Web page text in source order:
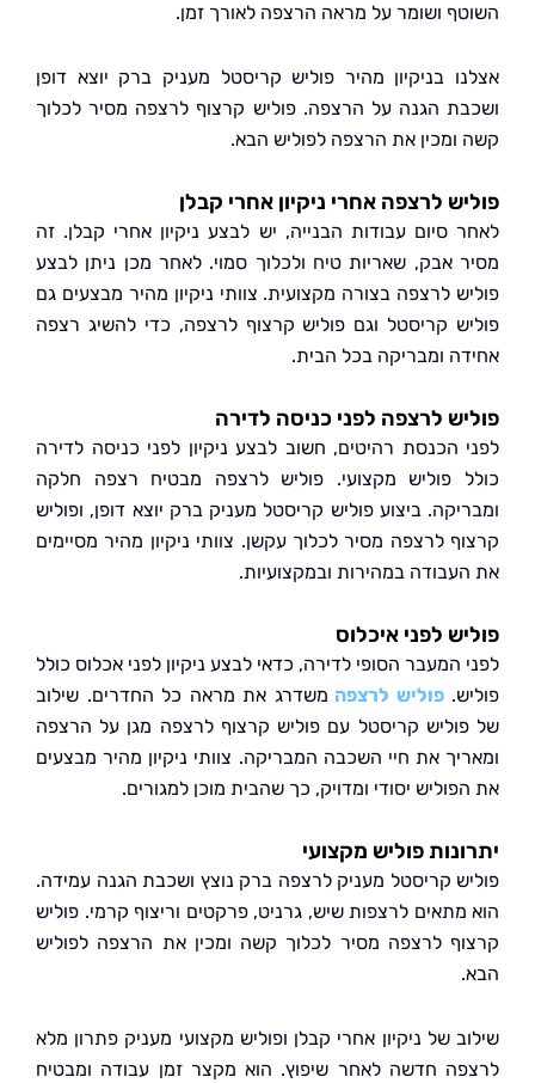
ושומר על מראה הרצפה לאורך זמן.
בניקיון מהיר פוליש קריסטל מעניק ברק יוצא דופן
הגנה על הרצפה. פוליש קרצוף לרצפה מסיר לכלוך
את הרצפה לפוליש הבא.
לרצפה אחרי ניקיון אחרי קבלן
סיום עבודות הבנייה, יש לבצע ניקיון אחרי קבלן. זה
אבק, שאריות טיח ולכלוך סמוי. לאחר מכן ניתן לבצע
לרצפה בצורה מקצועית. צוותי ניקיון מהיר מבצעים גם
קריסטל וגם פוליש קרצוף לרצפה, כדי להשיג רצפה
ומבריקה בכל הבית.
לרצפה לפני כניסה לדירה
הכנסת רהיטים, חשוב לבצע ניקיון לפני כניסה לדירה
פוליש מקצועי. פוליש לרצפה מבטיח רצפה חלקה
ביצוע פוליש קריסטל מעניק ברק יוצא דופן, ופוליש
לרצפה מסיר לכלוך עקשן. צוותי ניקיון מהיר מסיימים
במהירות ובמקצועיות.
לפני איכלוס
המעבר הסופי לדירה, כדאי לבצע ניקיון לפני אכלוס כולל
פוליש לרצפה
משדרג את מראה כל החדרים. שילוב
קריסטל עם פוליש קרצוף לרצפה מגן על הרצפה
את חיי השכבה המבריקה. צוותי ניקיון מהיר מבצעים
יסודי ומדויק, כך שהבית מוכן למגורים.
פוליש מקצועי
קריסטל מעניק לרצפה ברק נוצץ ושכבת הגנה עמידה.
לרצפות שיש, גרניט, פרקטים וריצוף קרמי. פוליש
לרצפה מסיר לכלוך קשה ומכין את הרצפה לפוליש
של ניקיון אחרי קבלן ופוליש מקצועי מעניק פתרון מלא
חדשה לאחר שיפוץ. הוא מקצר זמן עבודה ומבטיח